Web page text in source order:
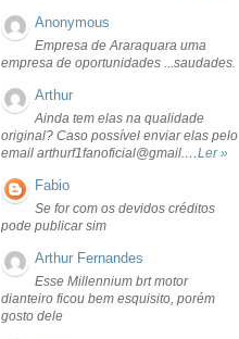
Anonymous
Empresa de Araraquara uma
empresa de oportunidades ...saudades.
Arthur
Ainda tem elas na qualidade
original? Caso possível enviar elas pelo
email arthurf1fanoficial@gmail.…Ler »
Fabio
Se for com os devidos créditos
pode publicar sim
Arthur Fernandes
Esse Millennium brt motor
dianteiro ficou bem esquisito, porém
gosto dele